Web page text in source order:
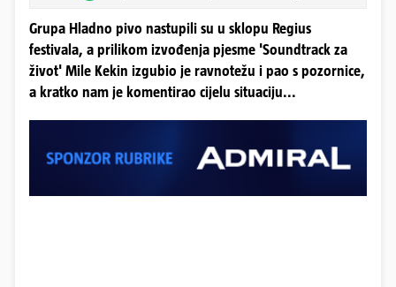
Grupa Hladno pivo nastupili su u sklopu Regius
festivala, a prilikom izvođenja pjesme 'Soundtrack za
život' Mile Kekin izgubio je ravnotežu i pao s pozornice,
a kratko nam je komentirao cijelu situaciju...